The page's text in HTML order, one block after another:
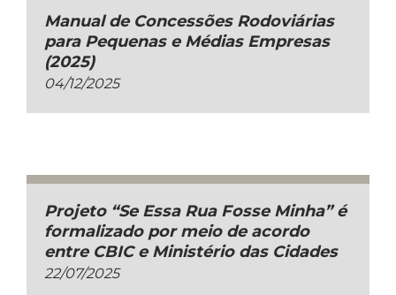
Manual de Concessões Rodoviárias
para Pequenas e Médias Empresas
(2025)
04/12/2025
Projeto “Se Essa Rua Fosse Minha” é
formalizado por meio de acordo
entre CBIC e Ministério das Cidades
22/07/2025